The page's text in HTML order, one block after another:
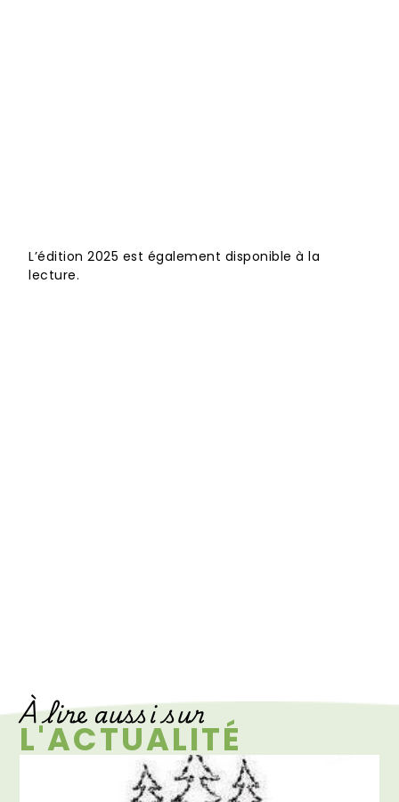
L’édition 2025 est également disponible à la
lecture.
À lire aussi sur
L'ACTUALITÉ